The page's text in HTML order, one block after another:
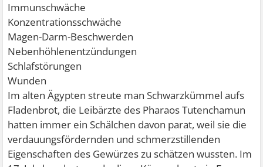
Immunschwäche
Konzentrationsschwäche
Magen-Darm-Beschwerden
Nebenhöhlenentzündungen
Schlafstörungen
Wunden
Im alten Ägypten streute man Schwarzkümmel aufs
Fladenbrot, die Leibärzte des Pharaos Tutenchamun
hatten immer ein Schälchen davon parat, weil sie die
verdauungsfördernden und schmerzstillenden
Eigenschaften des Gewürzes zu schätzen wussten. Im